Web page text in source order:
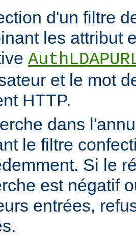
d'un filtre
les attribut
et le mot
HTTP.
dans
le filtre
Si le
est négatif
entrées,